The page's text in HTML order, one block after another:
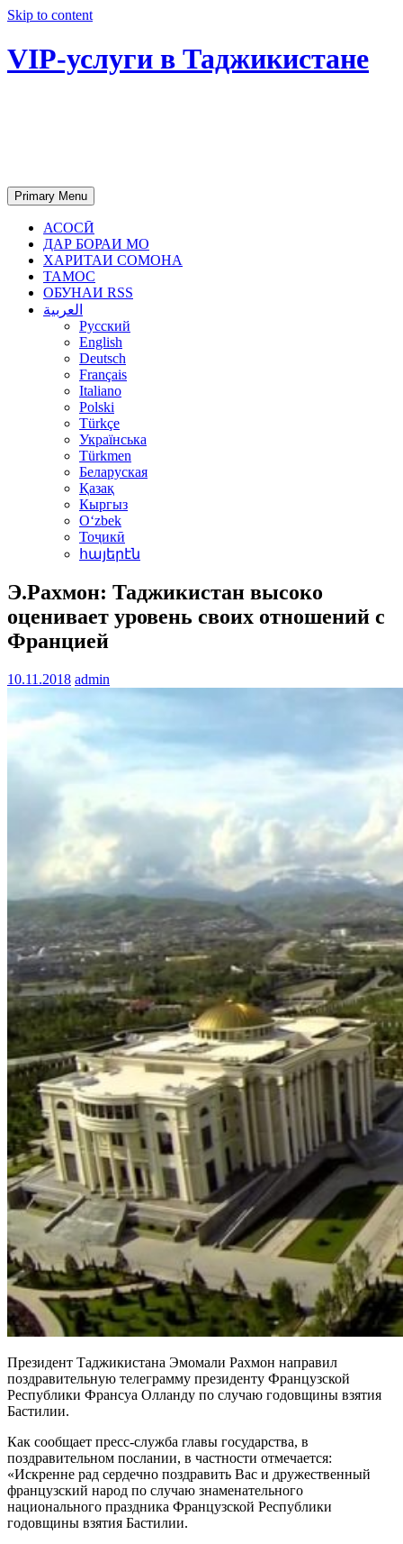
Skip to content
VIP-услуги в Таджикистане
Primary Menu
АСОСӢ
ДАР БОРАИ МО
ХАРИТАИ СОМОНА
ТАМОС
ОБУНАИ RSS
العربية
Русский
English
Deutsch
Français
Italiano
Polski
Türkçe
Українська
Türkmen
Беларуская
Қазақ
Кыргыз
Oʻzbek
Тоҷикӣ
հայերէն
Э.Рахмон: Таджикистан высоко
оценивает уровень своих отношений с
Францией
10.11.2018 admin
Президент Таджикистана Эмомали Рахмон направил
поздравительную телеграмму президенту Французской
Республики Франсуа Олланду по случаю годовщины взятия
Бастилии.
Как сообщает пресс-служба главы государства, в
поздравительном послании, в частности отмечается:
«Искренне рад сердечно поздравить Вас и дружественный
французский народ по случаю знаменательного
национального праздника Французской Республики
годовщины взятия Бастилии.